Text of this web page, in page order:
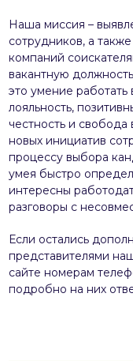
Наша миссия –
сотрудников, а
компаний
вакантную
это умение работать
лояльность,
честность и
новых инициатив
процессу выбора
умея быстро
интересны
разговоры с
Если остались
представителями
сайте номерам
подробно на них